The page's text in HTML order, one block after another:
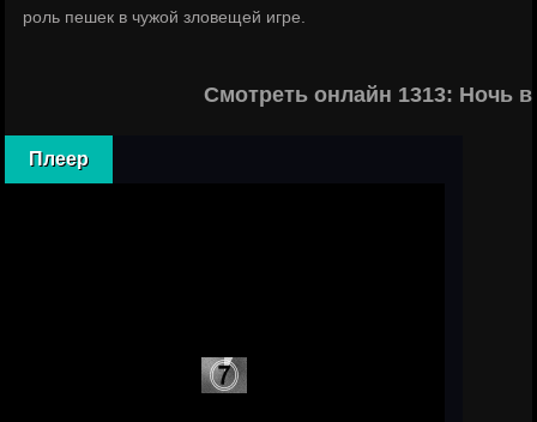
роль пешек в чужой зловещей игре.
Смотреть онлайн 1313: Ночь
Плеер